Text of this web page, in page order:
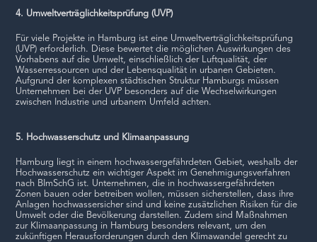
4. Umweltverträglichkeitsprüfung (UVP)
Für viele Projekte in Hamburg ist eine Umweltverträglichkeitsprüfung
(UVP) erforderlich. Diese bewertet die möglichen Auswirkungen des
Vorhabens auf die Umwelt, einschließlich der Luftqualität, der
Wasserressourcen und der Lebensqualität in urbanen Gebieten.
Aufgrund der komplexen städtischen Struktur Hamburgs müssen
Unternehmen bei der UVP besonders auf die Wechselwirkungen
zwischen Industrie und urbanem Umfeld achten.
5. Hochwasserschutz und Klimaanpassung
Hamburg liegt in einem hochwassergefährdeten Gebiet, weshalb der
Hochwasserschutz ein wichtiger Aspekt im Genehmigungsverfahren
nach BImSchG ist. Unternehmen, die in hochwassergefährdeten
Zonen bauen oder betreiben wollen, müssen sicherstellen, dass ihre
Anlagen hochwassersicher sind und keine zusätzlichen Risiken für die
Umwelt oder die Bevölkerung darstellen. Zudem sind Maßnahmen
zur Klimaanpassung in Hamburg besonders relevant, um den
zukünftigen Herausforderungen durch den Klimawandel gerecht zu